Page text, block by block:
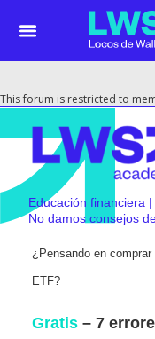
This forum is restricted to
Educación financiera
No damos consejos
¿Pensando en
ETF?
Gratis – 7